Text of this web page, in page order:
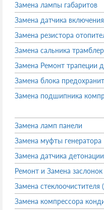
Замена лампы габаритов
Замена датчика
Замена резистора
Замена сальника
Замена Ремонт трапеции
Замена блока
Замена подшипника
Замена ламп панели
Замена муфты генератора
Замена датчика детонации
Ремонт и Замена заслонок
Замена стеклоочистителя
Замена компрессора